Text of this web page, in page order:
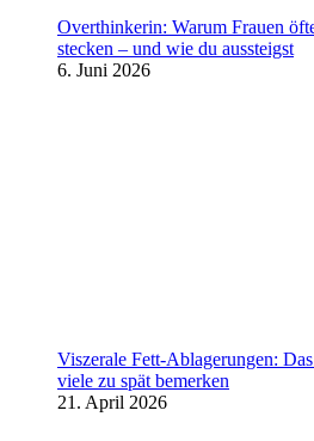
Overthinkerin: Warum Frauen
stecken – und wie du aussteigst
6. Juni 2026
Viszerale Fett-Ablagerungen:
viele zu spät bemerken
21. April 2026